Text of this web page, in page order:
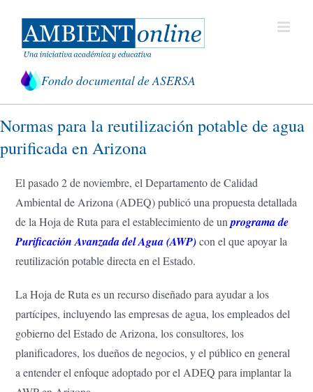
contenido
Fondo documental de ASERSA
Normas para la reutilización potable de agua
purificada en Arizona
El pasado 2 de noviembre, el Departamento de Calidad
Ambiental de Arizona (ADEQ) publicó una propuesta detallada
de la Hoja de Ruta para el establecimiento de unprograma de
Purificación Avanzada del Agua (AWP)con el que apoyar la
reutilización potable directa en el Estado.
La Hoja de Ruta es un recurso diseñado para ayudar a los
partícipes, incluyendo las empresas de agua, los empleados del
gobierno del Estado de Arizona, los consultores, los
planificadores, los dueños de negocios, y el público en general
a entender el enfoque adoptado por el ADEQ para implantar la